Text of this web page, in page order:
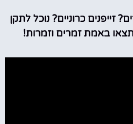
זייפנים כרוניים? נוכל לתקן
תצאו באמת זמרים וזמרות!